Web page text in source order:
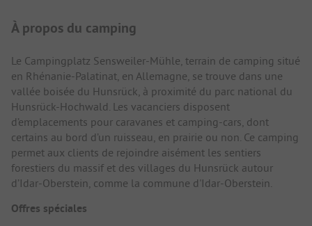
Présentation du camping
À propos du camping
Le Campingplatz Sensweiler-Mühle, terrain de camping situé
en Rhénanie-Palatinat, en Allemagne, se trouve dans une
vallée boisée du Hunsrück, à proximité du parc national du
Hunsrück-Hochwald. Les vacanciers disposent
d’emplacements pour caravanes et camping-cars, dont
certains au bord d’un ruisseau, en prairie ou non. Ce camping
permet aux clients de rejoindre aisément les sentiers
forestiers du massif et des villages du Hunsrück autour
d’Idar-Oberstein, comme la commune d'Idar-Oberstein.
Offres spéciales